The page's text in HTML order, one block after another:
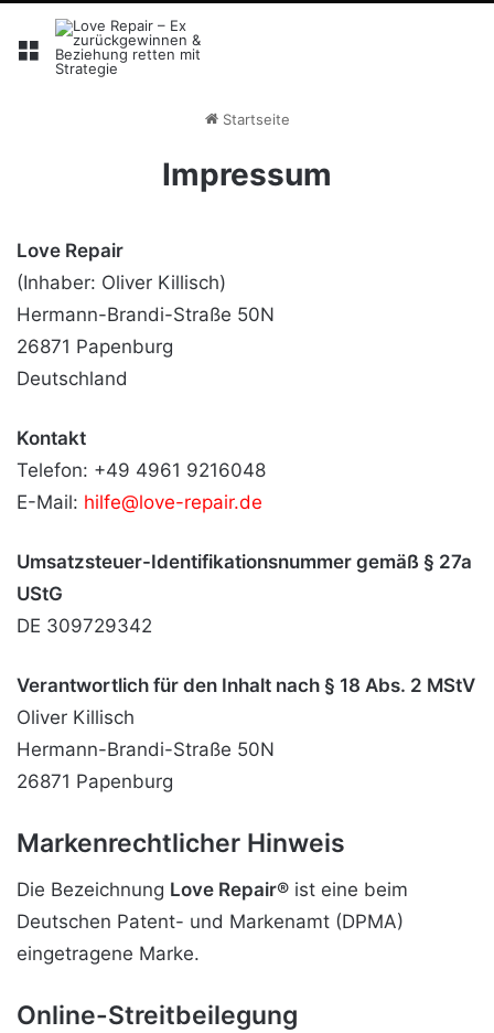
Menü
Startseite
Impressum
Love Repair
(Inhaber: Oliver Killisch)
Hermann-Brandi-Straße 50N
26871 Papenburg
Deutschland
Kontakt
Telefon: +49 4961 9216048
E-Mail: hilfe@love-repair.de
Umsatzsteuer-Identifikationsnummer gemäß § 27a
UStG
DE 309729342
Verantwortlich für den Inhalt nach § 18 Abs. 2 MStV
Oliver Killisch
Hermann-Brandi-Straße 50N
26871 Papenburg
Markenrechtlicher Hinweis
Die Bezeichnung Love Repair® ist eine beim
Deutschen Patent- und Markenamt (DPMA)
eingetragene Marke.
Online-Streitbeilegung